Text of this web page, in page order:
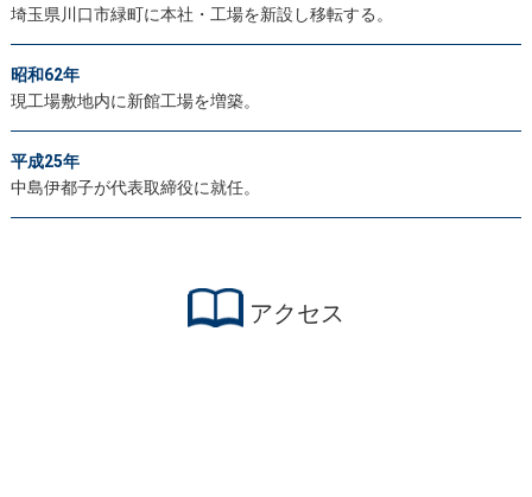
埼玉県川口市緑町に本社・工場を新設し移転する。
昭和62年
現工場敷地内に新館工場を増築。
平成25年
中島伊都子が代表取締役に就任。
アクセス